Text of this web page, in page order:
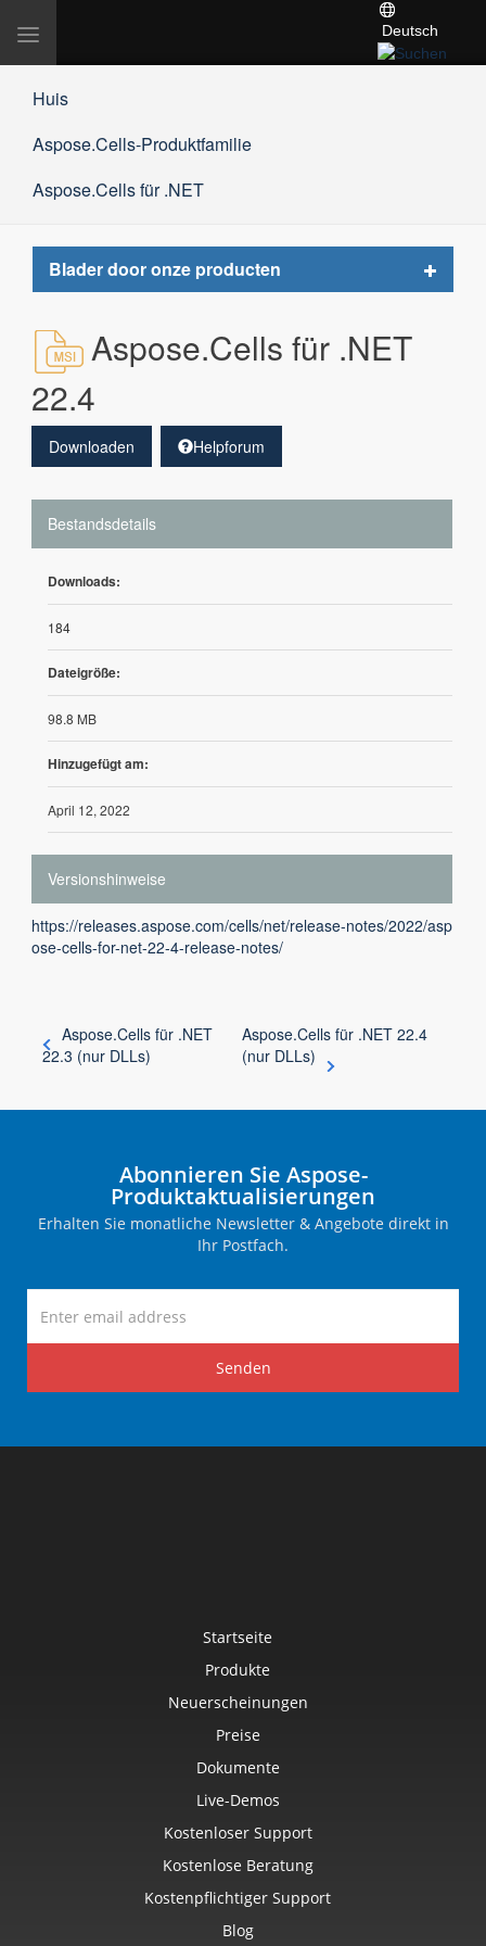
Navigation
Deutsch
Huis
Aspose.Cells-Produktfamilie
Aspose.Cells für .NET
Blader door onze producten
Toggle
Aspose.Cells für .NET
22.4
Downloaden Helpforum
Bestandsdetails
Downloads:
184
Dateigröße:
98.8 MB
Hinzugefügt am:
April 12, 2022
Versionshinweise
https://releases.aspose.com/cells/net/release-notes/2022/asp
ose-cells-for-net-22-4-release-notes/
Aspose.Cells für .NET
22.3 (nur DLLs)
Aspose.Cells für .NET 22.4
(nur DLLs)
Abonnieren Sie Aspose-
Produktaktualisierungen
Erhalten Sie monatliche Newsletter & Angebote direkt in
Ihr Postfach.
Senden
Startseite
Produkte
Neuerscheinungen
Preise
Dokumente
Live-Demos
Kostenloser Support
Kostenlose Beratung
Kostenpflichtiger Support
Blog